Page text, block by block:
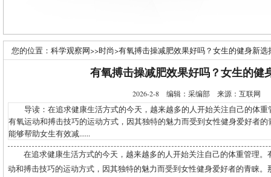
您的位置： 科学观察网>>时尚>有氧搏击操减肥效果好吗？女生的健身新选
有氧搏击操减肥效果好吗？女生的健
2026-2-8 编辑：采编部 来源：互联网
导读：在追求健康生活方式的今天，越来越多的人开始关注自己的体重
有氧运动和搏击技巧的运动方式，因其独特的魅力而受到女性健身爱好者
能够帮助女生有效减......
在追求健康生活方式的今天，越来越多的人开始关注自己的体重管理
动和搏击技巧的运动方式，因其独特的魅力而受到女性健身爱好者的青睐